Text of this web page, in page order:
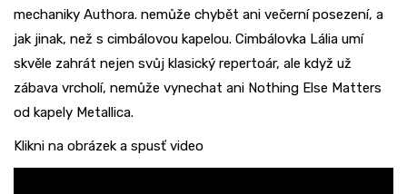
mechaniky Authora. nemůže chybět ani večerní posezení, a
jak jinak, než s cimbálovou kapelou. Cimbálovka Lália umí
skvěle zahrát nejen svůj klasický repertoár, ale když už
zábava vrcholí, nemůže vynechat ani Nothing Else Matters
od kapely Metallica.
Klikni na obrázek a spusť video